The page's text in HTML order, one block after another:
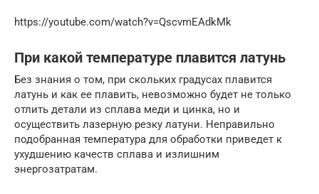
https://youtube.com/watch?v=QscvmEAdkMk
При какой температуре плавится латунь
Без знания о том, при скольких градусах плавится
латунь и как ее плавить, невозможно будет не только
отлить детали из сплава меди и цинка, но и
осуществить лазерную резку латуни. Неправильно
подобранная температура для обработки приведет к
ухудшению качеств сплава и излишним
энергозатратам.